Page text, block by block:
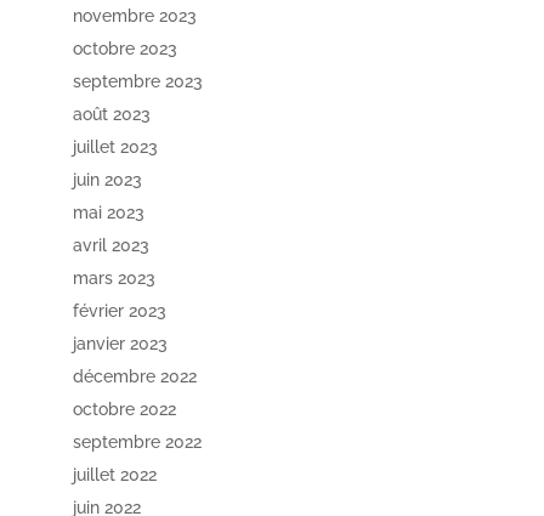
novembre 2023
octobre 2023
septembre 2023
août 2023
juillet 2023
juin 2023
mai 2023
avril 2023
mars 2023
février 2023
janvier 2023
décembre 2022
octobre 2022
septembre 2022
juillet 2022
juin 2022